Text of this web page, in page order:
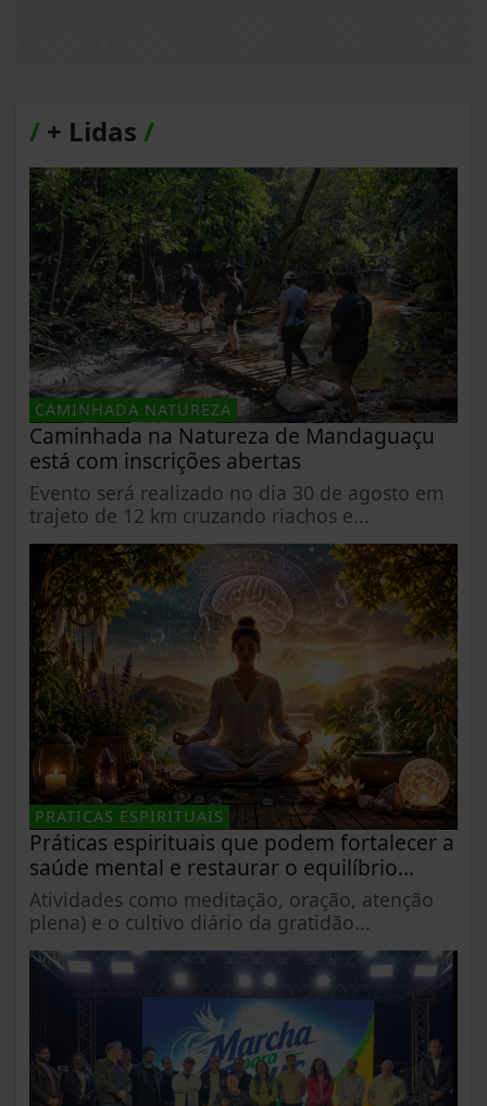
/ + Lidas /
CAMINHADA NATUREZA
Caminhada na Natureza de Mandaguaçu
está com inscrições abertas
Evento será realizado no dia 30 de agosto em
trajeto de 12 km cruzando riachos e...
PRATICAS ESPIRITUAIS
Práticas espirituais que podem fortalecer a
saúde mental e restaurar o equilíbrio...
Atividades como meditação, oração, atenção
plena) e o cultivo diário da gratidão...